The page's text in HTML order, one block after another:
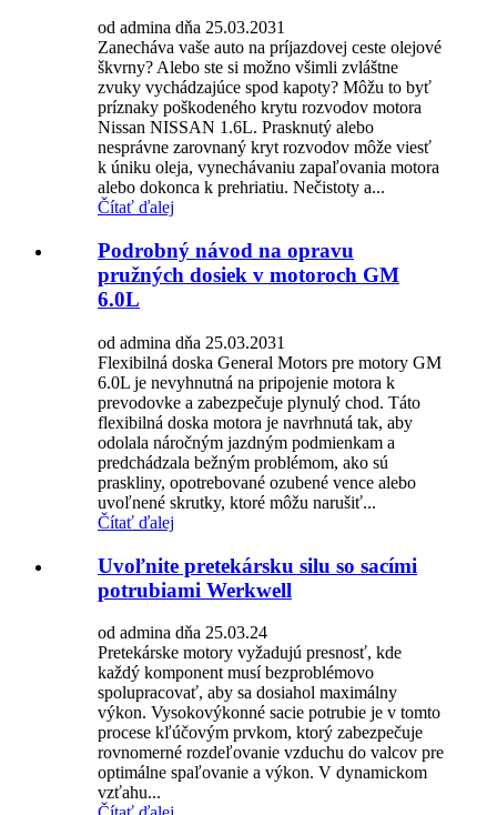
od admina dňa 25.03.2031
Zanecháva vaše auto na príjazdovej ceste olejové
škvrny? Alebo ste si možno všimli zvláštne
zvuky vychádzajúce spod kapoty? Môžu to byť
príznaky poškodeného krytu rozvodov motora
Nissan NISSAN 1.6L. Prasknutý alebo
nesprávne zarovnaný kryt rozvodov môže viesť
k úniku oleja, vynechávaniu zapaľovania motora
alebo dokonca k prehriatiu. Nečistoty a...
Čítať ďalej
Podrobný návod na opravu
pružných dosiek v motoroch GM
6.0L
od admina dňa 25.03.2031
Flexibilná doska General Motors pre motory GM
6.0L je nevyhnutná na pripojenie motora k
prevodovke a zabezpečuje plynulý chod. Táto
flexibilná doska motora je navrhnutá tak, aby
odolala náročným jazdným podmienkam a
predchádzala bežným problémom, ako sú
praskliny, opotrebované ozubené vence alebo
uvoľnené skrutky, ktoré môžu narušiť...
Čítať ďalej
Uvoľnite pretekársku silu so sacími
potrubiami Werkwell
od admina dňa 25.03.24
Pretekárske motory vyžadujú presnosť, kde
každý komponent musí bezproblémovo
spolupracovať, aby sa dosiahol maximálny
výkon. Vysokovýkonné sacie potrubie je v tomto
procese kľúčovým prvkom, ktorý zabezpečuje
rovnomerné rozdeľovanie vzduchu do valcov pre
optimálne spaľovanie a výkon. V dynamickom
vzťahu...